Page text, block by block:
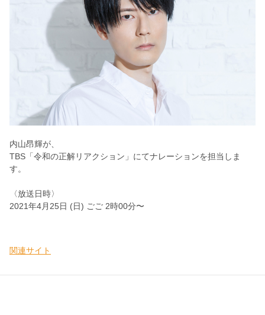
内山昂輝が、
TBS「令和の正解リアクション」にてナレーションを担当しま
す。
〈放送日時〉
2021年4月25日 (日) ごご 2時00分〜
関連サイト